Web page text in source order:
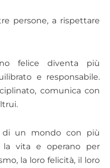
persone, a rispettare
felice diventa più
e responsabile.
comunica con
di un mondo con più
la vita e operano per
la loro felicità, il loro